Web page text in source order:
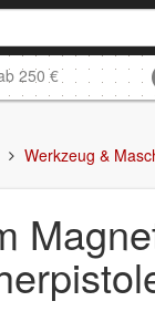
250 €
Werkzeug &